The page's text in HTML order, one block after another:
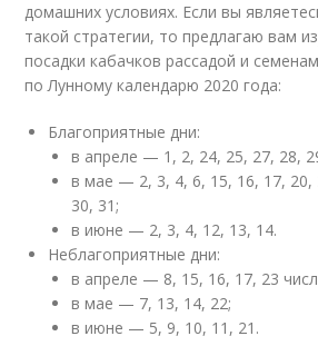
домашних условиях. Если вы
такой стратегии, то предлагаю вам
посадки кабачков рассадой и
по Лунному календарю 2020 года:
Благоприятные дни:
в апреле — 1, 2, 24, 25, 27, 28,
в мае — 2, 3, 4, 6, 15, 16, 17, 20,
30, 31;
в июне — 2, 3, 4, 12, 13, 14.
Неблагоприятные дни:
в апреле — 8, 15, 16, 17, 23
в мае — 7, 13, 14, 22;
в июне — 5, 9, 10, 11, 21.